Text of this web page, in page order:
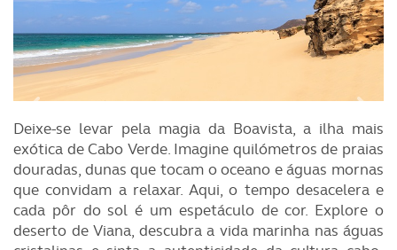
Deixe-se levar pela magia da Boavista, a ilha mais
exótica de Cabo Verde. Imagine quilómetros de praias
douradas, dunas que tocam o oceano e águas mornas
que convidam a relaxar. Aqui, o tempo desacelera e
cada pôr do sol é um espetáculo de cor. Explore o
deserto de Viana, descubra a vida marinha nas águas